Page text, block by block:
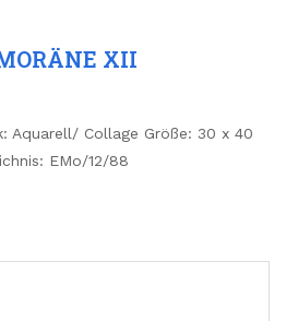
XII
Aquarell/ Collage Größe: 30 x 40
EMo/12/88